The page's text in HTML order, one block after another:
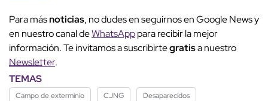
Para másnoticias, no dudes en seguirnos en Google News y
en nuestro canal deWhatsApppara recibir la mejor
información. Te invitamos a suscribirtegratisa nuestro
Newsletter.
TEMAS
Campo de exterminio CJNG Desaparecidos